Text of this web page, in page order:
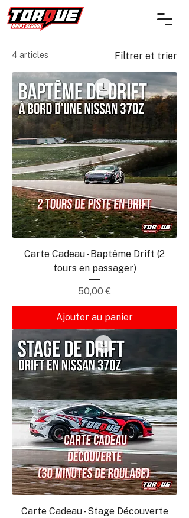
4 articles Filtrer et trier
Carte Cadeau - Baptême Drift (2
tours en passager)
Prix
50,00 €
Ajouter au panier
Carte Cadeau - Stage Découverte